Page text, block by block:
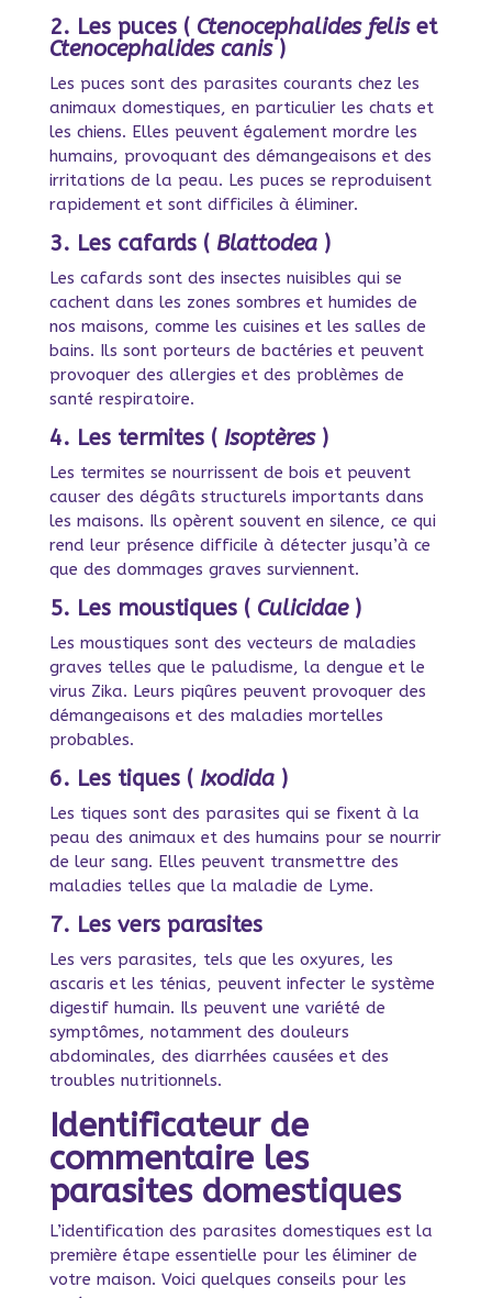
2. Les puces ( Ctenocephalides feliset
Ctenocephalides canis)
Les puces sont des parasites courants chez les
animaux domestiques, en particulier les chats et
les chiens. Elles peuvent également mordre les
humains, provoquant des démangeaisons et des
irritations de la peau. Les puces se reproduisent
rapidement et sont difficiles à éliminer.
3. Les cafards ( Blattodea)
Les cafards sont des insectes nuisibles qui se
cachent dans les zones sombres et humides de
nos maisons, comme les cuisines et les salles de
bains. Ils sont porteurs de bactéries et peuvent
provoquer des allergies et des problèmes de
santé respiratoire.
4. Les termites ( Isoptères)
Les termites se nourrissent de bois et peuvent
causer des dégâts structurels importants dans
les maisons. Ils opèrent souvent en silence, ce qui
rend leur présence difficile à détecter jusqu’à ce
que des dommages graves surviennent.
5. Les moustiques ( Culicidae)
Les moustiques sont des vecteurs de maladies
graves telles que le paludisme, la dengue et le
virus Zika. Leurs piqûres peuvent provoquer des
démangeaisons et des maladies mortelles
probables.
6. Les tiques ( Ixodida)
Les tiques sont des parasites qui se fixent à la
peau des animaux et des humains pour se nourrir
de leur sang. Elles peuvent transmettre des
maladies telles que la maladie de Lyme.
7. Les vers parasites
Les vers parasites, tels que les oxyures, les
ascaris et les ténias, peuvent infecter le système
digestif humain. Ils peuvent une variété de
symptômes, notamment des douleurs
abdominales, des diarrhées causées et des
troubles nutritionnels.
Identificateur de
commentaire les
parasites domestiques
L’identification des parasites domestiques est la
première étape essentielle pour les éliminer de
votre maison. Voici quelques conseils pour les